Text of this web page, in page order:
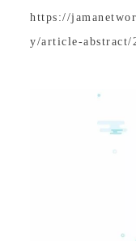
https://
y/article-